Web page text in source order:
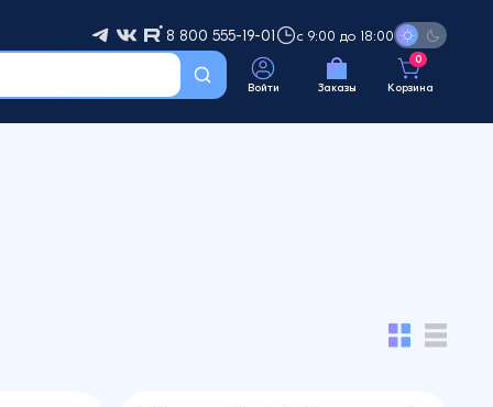
8 800 555-19-01 с 9:00 до 18:00
Войти Заказы
0
Корзина